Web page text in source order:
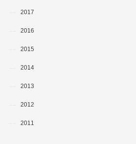
2017
2016
2015
2014
2013
2012
2011